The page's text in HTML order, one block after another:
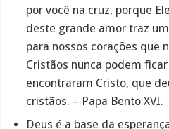
por você na cruz, porque
deste grande amor traz
para nossos corações que
Cristãos nunca podem
encontraram Cristo, que
cristãos. – Papa Bento XVI.
Deus é a base da